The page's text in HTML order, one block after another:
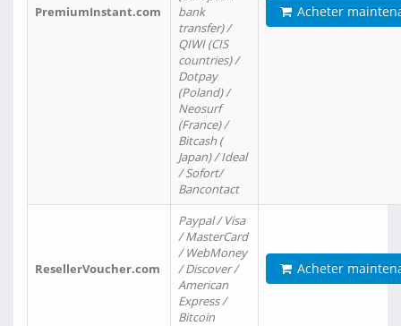
PremiumInstant.com
bank
transfer) /
QIWI (CIS
countries) /
Dotpay
(Poland) /
Neosurf
(France) /
Bitcash (
Japan) / Ideal
/ Sofort/
Bancontact
Acheter
ResellerVoucher.com
Paypal / Visa
/ MasterCard
/ WebMoney
/ Discover /
American
Express /
Bitcoin
Acheter